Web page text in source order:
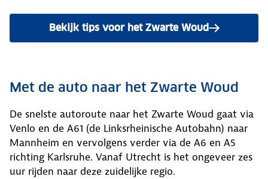
Bekijk tips voor het Zwarte Woud
Met de auto naar het Zwarte Woud
De snelste autoroute naar het Zwarte Woud gaat via
Venlo en de A61 (de Linksrheinische Autobahn) naar
Mannheim en vervolgens verder via de A6 en A5
richting Karlsruhe. Vanaf Utrecht is het ongeveer zes
uur rijden naar deze zuidelijke regio.